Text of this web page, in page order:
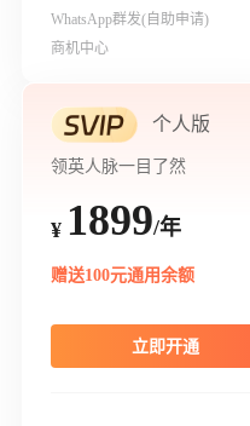
WhatsApp群发(自助申请)
商机中心
个人版
领英人脉一目了然
¥ 1899/年
赠送100元通用余额
立即开通